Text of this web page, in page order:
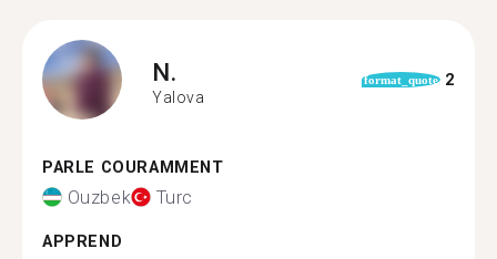
N.
Yalova
format_quote 2
PARLE COURAMMENT
Ouzbek Turc
APPREND